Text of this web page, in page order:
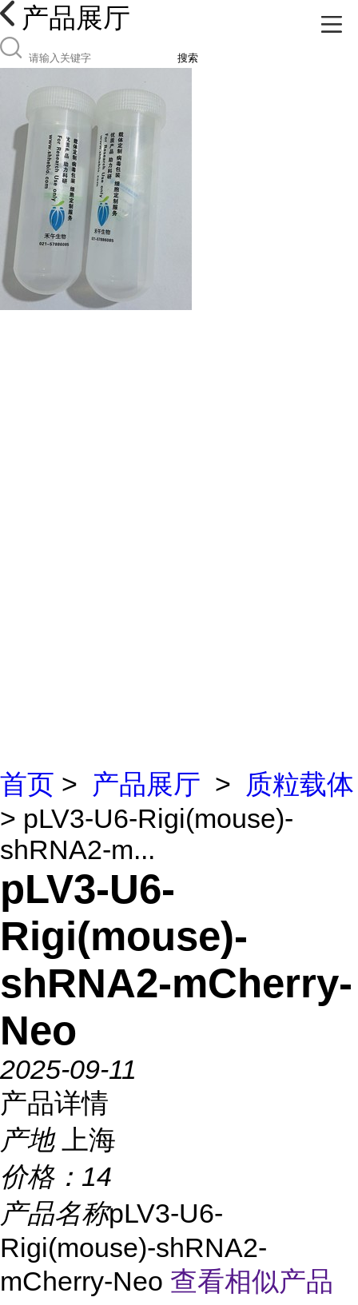
产品展厅
搜索
首页 > 产品展厅 >
质粒载体
> pLV3-U6-Rigi(mouse)-
shRNA2-m...
pLV3-U6-
Rigi(mouse)-
shRNA2-mCherry-
Neo
2025-09-11
产品详情
产地
上海
价格： 14
产品名称pLV3-U6-
Rigi(mouse)-shRNA2-
mCherry-Neo 查看相似产品